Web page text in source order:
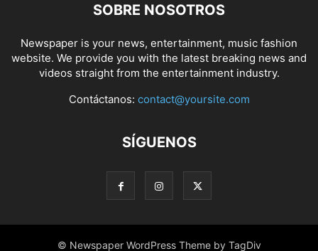
SOBRE NOSOTROS
Newspaper is your news, entertainment, music fashion
website. We provide you with the latest breaking news and
videos straight from the entertainment industry.
Contáctanos: contact@yoursite.com
SÍGUENOS
© Newspaper WordPress Theme by TagDiv